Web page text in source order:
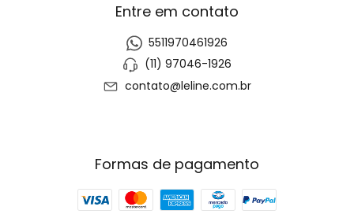
Entre em contato
5511970461926
(11) 97046-1926
contato@leline.com.br
Formas de pagamento